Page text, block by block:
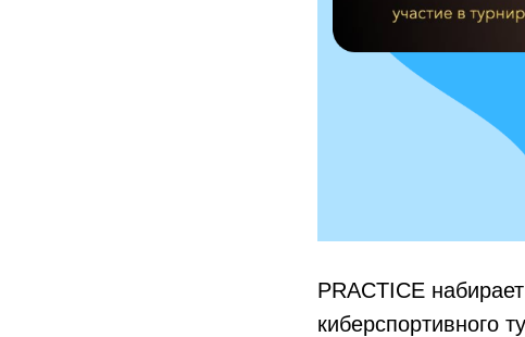
PRACTICE
киберспортивного